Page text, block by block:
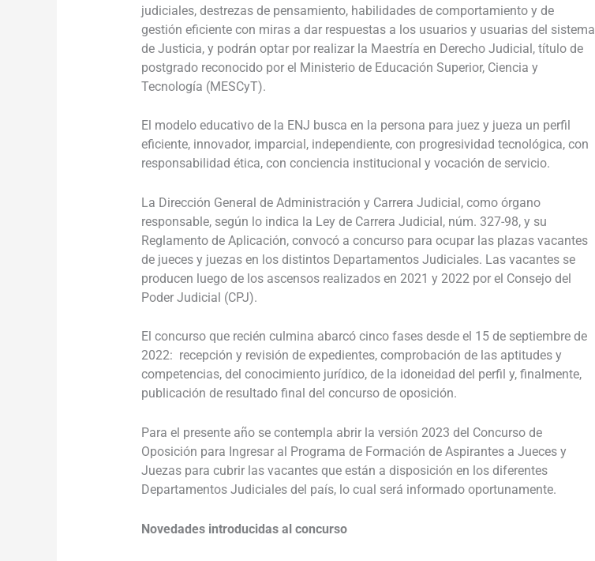
judiciales, destrezas de pensamiento, habilidades de comportamiento y de
gestión eficiente con miras a dar respuestas a los usuarios y usuarias del sistema
de Justicia, y podrán optar por realizar la Maestría en Derecho Judicial, título de
postgrado reconocido por el Ministerio de Educación Superior, Ciencia y
Tecnología (MESCyT).
El modelo educativo de la ENJ busca en la persona para juez y jueza un perfil
eficiente, innovador, imparcial, independiente, con progresividad tecnológica, con
responsabilidad ética, con conciencia institucional y vocación de servicio.
La Dirección General de Administración y Carrera Judicial, como órgano
responsable, según lo indica la Ley de Carrera Judicial, núm. 327-98, y su
Reglamento de Aplicación, convocó a concurso para ocupar las plazas vacantes
de jueces y juezas en los distintos Departamentos Judiciales. Las vacantes se
producen luego de los ascensos realizados en 2021 y 2022 por el Consejo del
Poder Judicial (CPJ).
El concurso que recién culmina abarcó cinco fases desde el 15 de septiembre de
2022: recepción y revisión de expedientes, comprobación de las aptitudes y
competencias, del conocimiento jurídico, de la idoneidad del perfil y, finalmente,
publicación de resultado final del concurso de oposición.
Para el presente año se contempla abrir la versión 2023 del Concurso de
Oposición para Ingresar al Programa de Formación de Aspirantes a Jueces y
Juezas para cubrir las vacantes que están a disposición en los diferentes
Departamentos Judiciales del país, lo cual será informado oportunamente.
Novedades introducidas al concurso